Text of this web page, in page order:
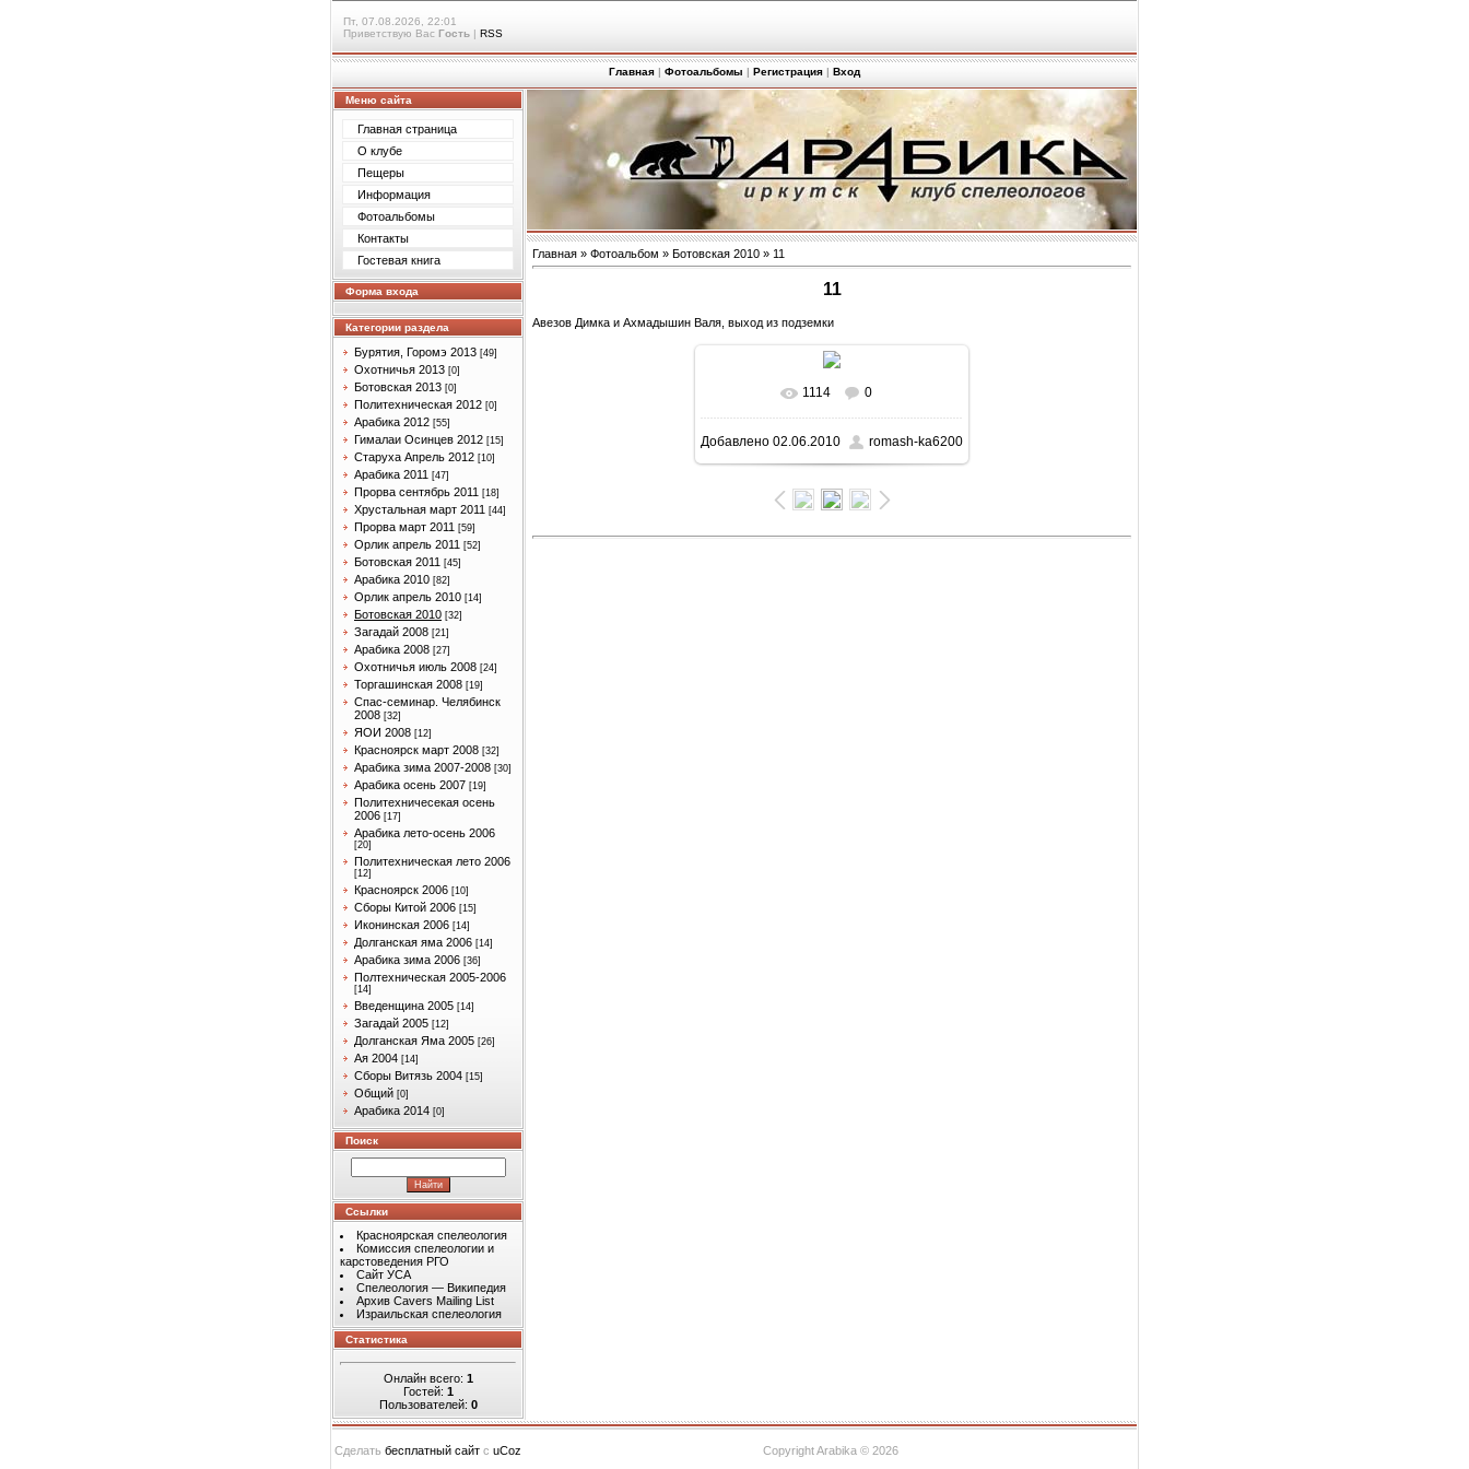
Пт, 07.08.2026, 22:01
Приветствую Вас Гость | RSS
Главная | Фотоальбомы | Регистрация | Вход
Меню сайта
Главная страница
О клубе
Пещеры
Информация
Фотоальбомы
Контакты
Гостевая книга
Форма входа
Категории раздела
Бурятия, Горомэ 2013 [49]
Охотничья 2013 [0]
Ботовская 2013 [0]
Политехническая 2012 [0]
Арабика 2012 [55]
Гималаи Осинцев 2012 [15]
Старуха Апрель 2012 [10]
Арабика 2011 [47]
Прорва сентябрь 2011 [18]
Хрустальная март 2011 [44]
Прорва март 2011 [59]
Орлик апрель 2011 [52]
Ботовская 2011 [45]
Арабика 2010 [82]
Орлик апрель 2010 [14]
Ботовская 2010 [32]
Загадай 2008 [21]
Арабика 2008 [27]
Охотничья июль 2008 [24]
Торгашинская 2008 [19]
Спас-семинар. Челябинск
2008 [32]
ЯОИ 2008 [12]
Красноярск март 2008 [32]
Арабика зима 2007-2008 [30]
Арабика осень 2007 [19]
Политехничесекая осень
2006 [17]
Арабика лето-осень 2006
[20]
Политехническая лето 2006
[12]
Красноярск 2006 [10]
Сборы Китой 2006 [15]
Иконинская 2006 [14]
Долганская яма 2006 [14]
Арабика зима 2006 [36]
Полтехническая 2005-2006
[14]
Введенщина 2005 [14]
Загадай 2005 [12]
Долганская Яма 2005 [26]
Ая 2004 [14]
Сборы Витязь 2004 [15]
Общий [0]
Арабика 2014 [0]
Поиск
Ссылки
Красноярская спелеология
Комиссия спелеологии и
карстоведения РГО
Сайт УСА
Спелеология — Википедия
Архив Cavers Mailing List
Израильская спелеология
Статистика
Онлайн всего: 1
Гостей: 1
Пользователей: 0
Главная » Фотоальбом » Ботовская 2010 » 11
11
Авезов Димка и Ахмадышин Валя, выход из подземки
1114 0
Добавлено 02.06.2010 romash-ka6200
Сделать бесплатный сайт с uCoz Copyright Arabika © 2026